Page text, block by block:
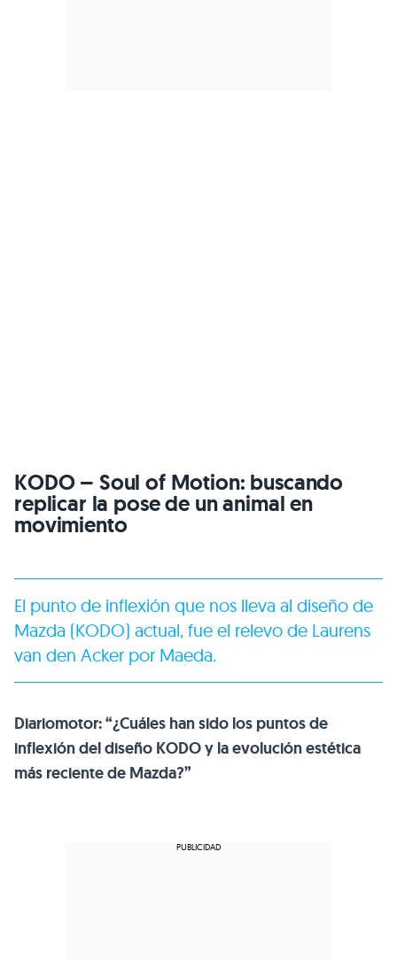
KODO– Soul of Motion: buscando
replicar la pose de un animal en
movimiento
El punto de inflexión que nos lleva al diseño de
Mazda (KODO) actual, fue el relevo de Laurens
van den Acker por Maeda.
Diariomotor: “¿Cuáles han sido los puntos de
inflexión del diseño KODOy la evolución estética
más reciente de Mazda?”